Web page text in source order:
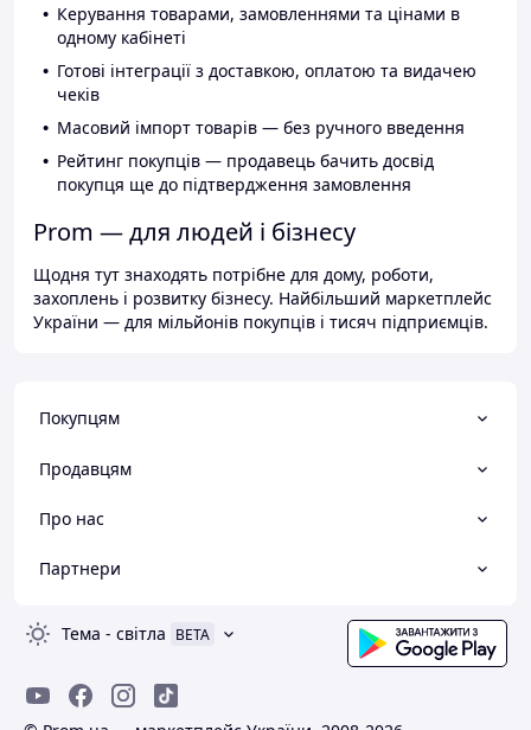
Керування товарами, замовленнями та цінами в
одному кабінеті
Готові інтеграції з доставкою, оплатою та видачею
чеків
Масовий імпорт товарів — без ручного введення
Рейтинг покупців — продавець бачить досвід
покупця ще до підтвердження замовлення
Prom — для людей і бізнесу
Щодня тут знаходять потрібне для дому, роботи,
захоплень і розвитку бізнесу. Найбільший маркетплейс
України — для мільйонів покупців і тисяч підприємців.
Покупцям
Продавцям
Про нас
Партнери
Тема - світла BETA